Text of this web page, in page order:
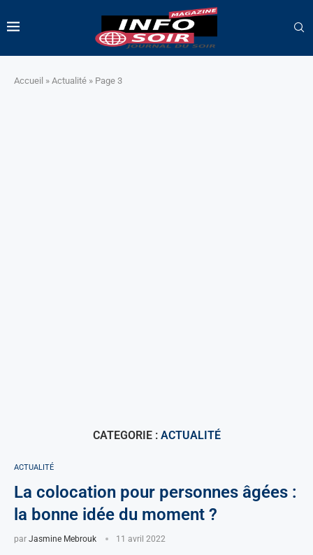
Accueil » Actualité » Page 3
CATEGORIE : ACTUALITÉ
ACTUALITÉ
La colocation pour personnes âgées :
la bonne idée du moment ?
par Jasmine Mebrouk 11 avril 2022